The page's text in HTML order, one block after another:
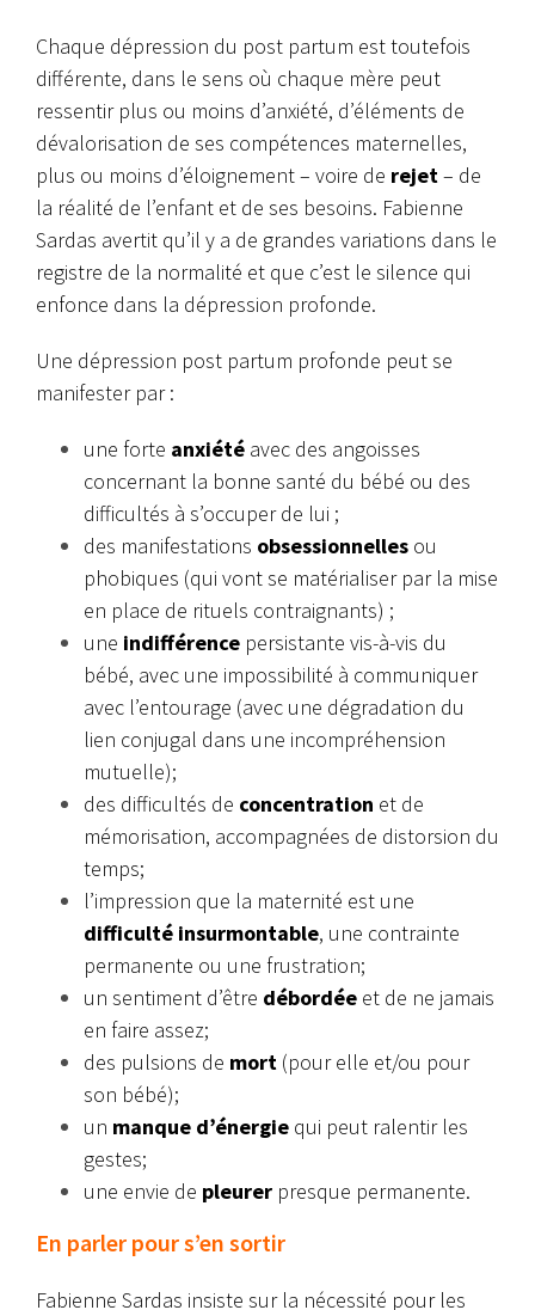
Chaque dépression du post partum est toutefois
différente, dans le sens où chaque mère peut
ressentir plus ou moins d’anxiété, d’éléments de
dévalorisation de ses compétences maternelles,
plus ou moins d’éloignement – voire de rejet– de
la réalité de l’enfant et de ses besoins. Fabienne
Sardas avertit qu’il y a de grandes variations dans le
registre de la normalité et que c’est le silence qui
enfonce dans la dépression profonde.
Une dépression post partum profonde peut se
manifester par :
une forte anxiété avec des angoisses
concernant la bonne santé du bébé ou des
difficultés à s’occuper de lui ;
des manifestations obsessionnelles ou
phobiques (qui vont se matérialiser par la mise
en place de rituels contraignants) ;
une indifférence persistante vis-à-vis du
bébé, avec une impossibilité à communiquer
avec l’entourage (avec une dégradation du
lien conjugal dans une incompréhension
mutuelle);
des difficultés de concentration et de
mémorisation, accompagnées de distorsion du
temps;
l’impression que la maternité est une
difficulté insurmontable, une contrainte
permanente ou une frustration;
un sentiment d’être débordée et de ne jamais
en faire assez;
des pulsions de mort (pour elle et/ou pour
son bébé);
un manque d’énergie qui peut ralentir les
gestes;
une envie de pleurer presque permanente.
En parler pour s’en sortir
Fabienne Sardas insiste sur la nécessité pour les